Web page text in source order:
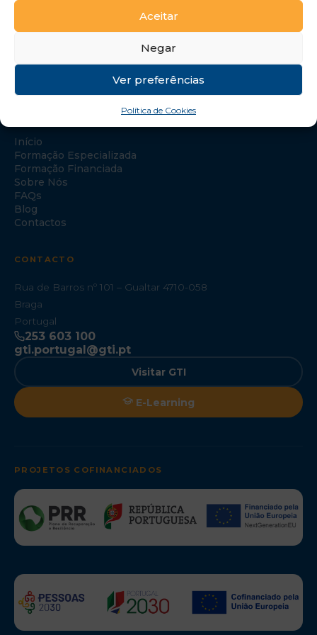
Aceitar
Negar
Ver preferências
Política de Cookies
Início
Formação Especializada
Formação Financiada
Sobre Nós
FAQs
Blog
Contactos
CONTACTO
Rua de Barros nº 101 – Gualtar 4710-058
Braga
Portugal
253 603 100
gti.portugal@gti.pt
Visitar GTI
E-Learning
PROJETOS COFINANCIADOS